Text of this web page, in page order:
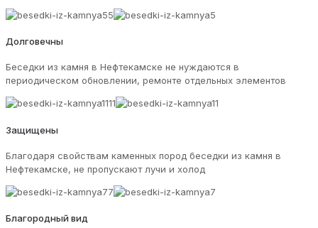
Долговечны
Беседки из камня в Нефтекамске не нуждаются в
периодическом обновлении, ремонте отдельных элементов
Защищены
Благодаря свойствам каменных пород беседки из камня в
Нефтекамске, не пропускают лучи и холод
Благородный вид